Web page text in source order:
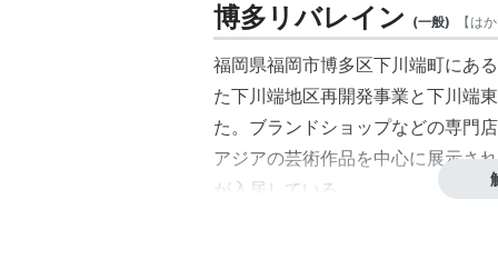
博多リバレイン (一般) 【は
福岡県福岡市博多区下川端町にあ
た下川端地区再開発事業と下川端
た。ブランドショップなどの専門
アジアの芸術作品を中心に展示さ
が入居している。